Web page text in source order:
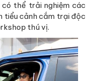
có thể trải nghiệm các
tiểu cảnh cắm trại độc
thú vị.